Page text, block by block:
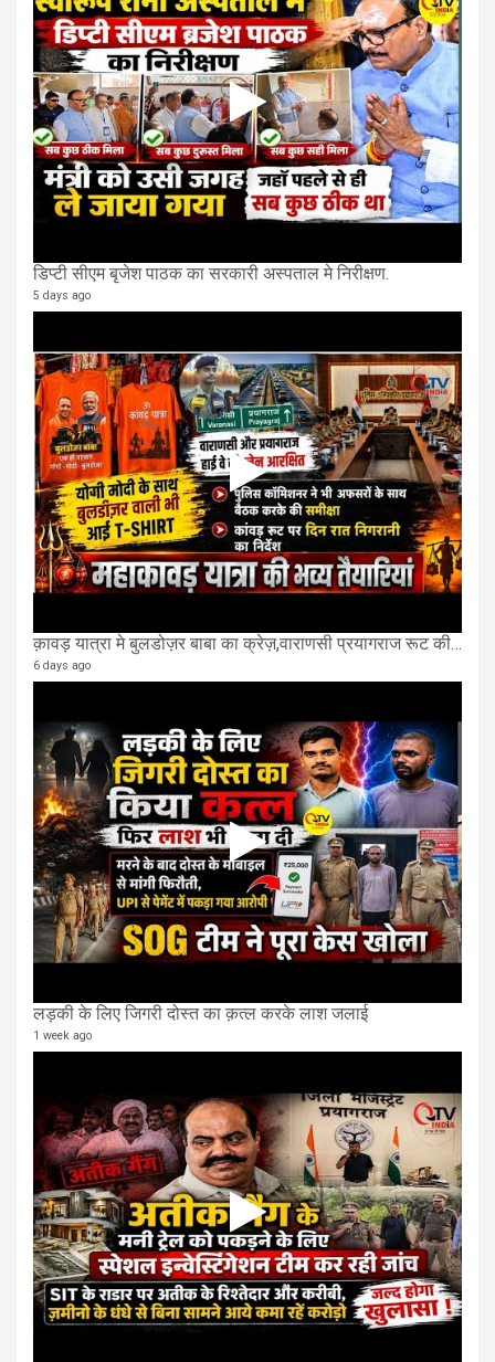
डिप्टी सीएम बृजेश पाठक का सरकारी अस्पताल मे निरीक्षण.
5 days ago
क़ावड़ यात्रा मे बुलडोज़र बाबा का क्रेज़,वाराणसी प्रयागराज रूट की एक लेन खाली की गई.
6 days ago
लड़की के लिए जिगरी दोस्त का क़त्ल करके लाश जलाई
1 week ago